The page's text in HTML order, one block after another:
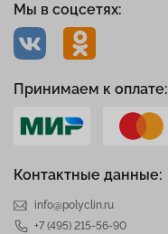
Контактные данные:
info@polyclin.ru
+7 (495) 215-56-90
Мы в соцсетях:
Принимаем к оплате: